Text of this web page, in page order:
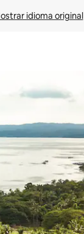
idioma original
tocando e